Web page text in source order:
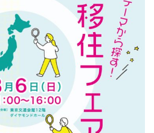
移住者インタビュー
動画
地域おこし協力隊